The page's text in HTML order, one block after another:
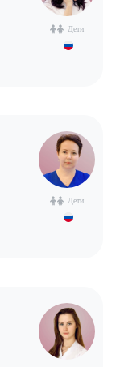
Дети
Дети